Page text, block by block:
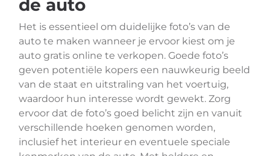
de auto
Het is essentieel om duidelijke foto’s van de
auto te maken wanneer je ervoor kiest om je
auto gratis online te verkopen. Goede foto’s
geven potentiële kopers een nauwkeurig beeld
van de staat en uitstraling van het voertuig,
waardoor hun interesse wordt gewekt. Zorg
ervoor dat de foto’s goed belicht zijn en vanuit
verschillende hoeken genomen worden,
inclusief het interieur en eventuele speciale